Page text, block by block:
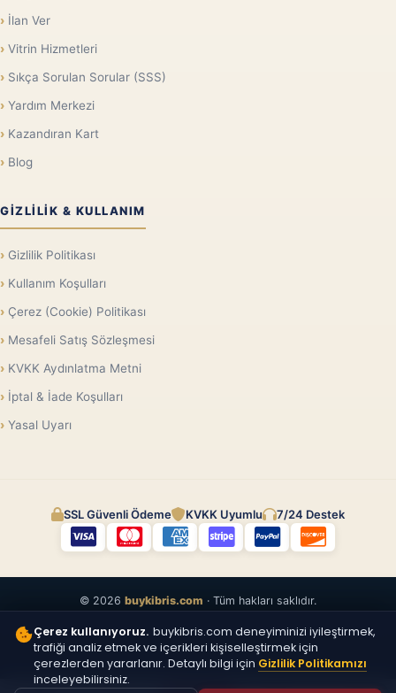
İlan Ver
Vitrin Hizmetleri
Sıkça Sorulan Sorular (SSS)
Yardım Merkezi
Kazandıran Kart
Blog
GIZLILIK & KULLANIM
Gizlilik Politikası
Kullanım Koşulları
Çerez (Cookie) Politikası
Mesafeli Satış Sözleşmesi
KVKK Aydınlatma Metni
İptal & İade Koşulları
Yasal Uyarı
SSL Güvenli Ödeme KVKK Uyumlu 7/24 Destek
© 2026 buykibris.com · Tüm hakları saklıdır.
Çerez kullanıyoruz. buykibris.com deneyiminizi iyileştirmek,
trafiği analiz etmek ve içerikleri kişiselleştirmek için
çerezlerden yararlanır. Detaylı bilgi için Gizlilik Politikamızı
inceleyebilirsiniz.